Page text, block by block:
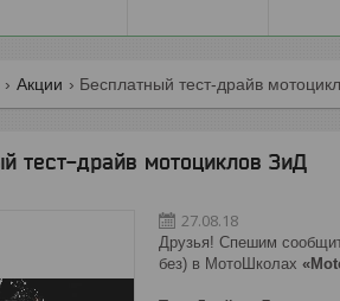
Акции Бесплатный тест-драйв
тест-драйв мотоциклов ЗиД
27.08.18
Друзья! Спешим
без) в МотоШколах